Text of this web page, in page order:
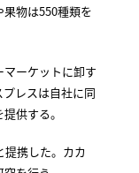
物は550種類を
ーケットに卸す
レスは自社に同
供する。
提携した。カカ